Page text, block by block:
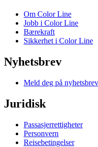
Om Color Line
Jobb i Color Line
Bærekraft
Sikkerhet i Color Line
Nyhetsbrev
Meld deg på nyhetsbrev
Juridisk
Passasjerrettigheter
Personvern
Reisebetingelser